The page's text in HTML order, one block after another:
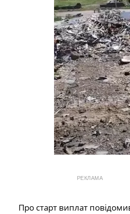
РЕКЛАМА
Про старт виплат